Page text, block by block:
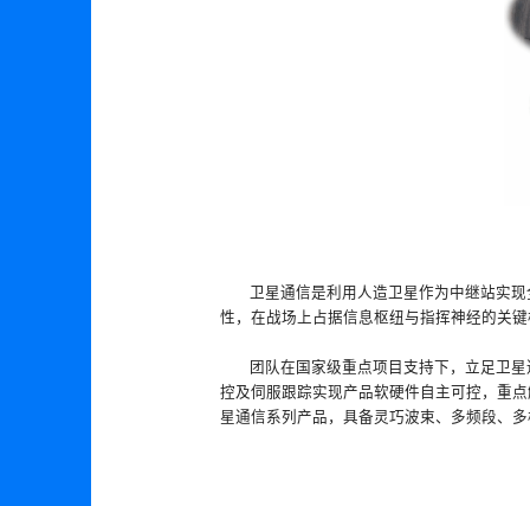
卫星通信是利用人造卫星作为中继站实
性，在战场上占据信息枢纽与指挥神经的关
团队在国家级重点项目支持下，立足卫
控及伺服跟踪实现产品软硬件自主可控，重
星通信系列产品，具备灵巧波束、多频段、